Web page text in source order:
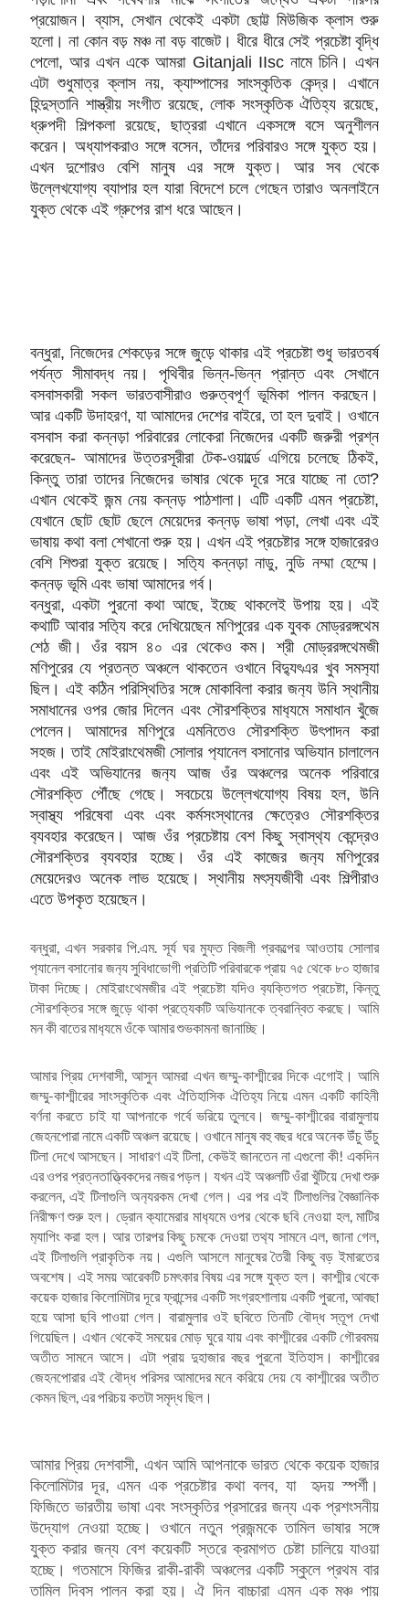
প্রয়োজন। ব্যাস, সেখান থেকেই একটা ছোট্ট মিউজিক ক্লাস শুরু
হলো। না কোন বড় মঞ্চ না বড় বাজেট। ধীরে ধীরে সেই প্রচেষ্টা বৃদ্ধি
পেলো, আর এখন একে আমরা Gitanjali IIsc নামে চিনি। এখন
এটা শুধুমাত্র ক্লাস নয়, ক্যাম্পাসের সাংস্কৃতিক কেন্দ্র। এখানে
হিন্দুস্তানি শাস্ত্রীয় সংগীত রয়েছে, লোক সংস্কৃতিক ঐতিহ্য রয়েছে,
ধ্রুপদী শিল্পকলা রয়েছে, ছাত্ররা এখানে একসঙ্গে বসে অনুশীলন
করেন। অধ্যাপকরাও সঙ্গে বসেন, তাঁদের পরিবারও সঙ্গে যুক্ত হয়।
এখন দুশোরও বেশি মানুষ এর সঙ্গে যুক্ত। আর সব থেকে
উল্লেখযোগ্য ব্যাপার হল যারা বিদেশে চলে গেছেন তারাও অনলাইনে
যুক্ত থেকে এই গ্রুপের রাশ ধরে আছেন।
বন্ধুরা, নিজেদের শেকড়ের সঙ্গে জুড়ে থাকার এই প্রচেষ্টা শুধু ভারতবর্ষ
পর্যন্ত সীমাবদ্ধ নয়। পৃথিবীর ভিন্ন-ভিন্ন প্রান্ত এবং সেখানে
বসবাসকারী সকল ভারতবাসীরাও গুরুত্বপূর্ণ ভূমিকা পালন করছেন।
আর একটি উদাহরণ, যা আমাদের দেশের বাইরে, তা হল দুবাই। ওখানে
বসবাস করা কন্নড়া পরিবারের লোকেরা নিজেদের একটি জরুরী প্রশ্ন
করেছেন- আমাদের উত্তরসূরীরা টেক-ওয়ার্ল্ডে এগিয়ে চলেছে ঠিকই,
কিন্তু তারা তাদের নিজেদের ভাষার থেকে দূরে সরে যাচ্ছে না তো?
এখান থেকেই জন্ম নেয় কন্নড় পাঠশালা। এটি একটি এমন প্রচেষ্টা,
যেখানে ছোট ছোট ছেলে মেয়েদের কন্নড় ভাষা পড়া, লেখা এবং এই
ভাষায় কথা বলা শেখানো শুরু হয়। এখন এই প্রচেষ্টার সঙ্গে হাজারেরও
বেশি শিশুরা যুক্ত রয়েছে। সত‍্যি কন্নড়া নাডু, নুডি নম্মা হেম্মে।
কন্নড় ভূমি এবং ভাষা আমাদের গর্ব।
বন্ধুরা, একটা পুরনো কথা আছে, ইচ্ছে থাকলেই উপায় হয়। এই
কথাটি আবার সত‍্যি করে দেখিয়েছেন মণিপুরের এক যুবক মোড্ররঙ্গথেম
শেঠ জী। ওঁর বয়স ৪০ এর থেকেও কম। শ্রী মোড্ররঙ্গথেমজী
মণিপুরের যে প্রতন্ত অঞ্চলে থাকতেন ওখানে বিদ‍্যুৎএর খুব সমস‍্যা
ছিল। এই কঠিন পরিস্থিতির সঙ্গে মোকাবিলা করার জন‍্য উনি স্থানীয়
সমাধানের ওপর জোর দিলেন এবং সৌরশক্তির মাধ‍্যমে সমাধান খুঁজে
পেলেন। আমাদের মণিপুরে এমনিতেও সৌরশক্তি উৎপাদন করা
সহজ। তাই মোইরাংথেমজী সোলার প‍্যানেল বসানোর অভিযান চালালেন
এবং এই অভিযানের জন‍্য আজ ওঁর অঞ্চলের অনেক পরিবারে
সৌরশক্তি পৌঁছে গেছে। সবচেয়ে উল্লেখযোগ্য বিষয় হল, উনি
স্বাস্থ্য পরিষেবা এবং এবং কর্মসংস্থানের ক্ষেত্রেও সৌরশক্তির
ব‍্যবহার করেছেন। আজ ওঁর প্রচেষ্টায় বেশ কিছু স্বাস্থ‍্য কেন্দ্রেও
সৌরশক্তির ব‍্যবহার হচ্ছে। ওঁর এই কাজের জন‍্য মণিপুরের
মেয়েদেরও অনেক লাভ হয়েছে। স্থানীয় মৎস‍্যজীবী এবং শিল্পীরাও
এতে উপকৃত হয়েছেন।
বন্ধুরা, এখন সরকার পি.এম. সূর্য ঘর মুফ্ত বিজলী প্রকল্পের আওতায় সোলার
প‍্যানেল বসানোর জন‍্য সুবিধাভোগী প্রতিটি পরিবারকে প্রায় ৭৫ থেকে ৮০ হাজার
টাকা দিচ্ছে। মোইরাংথেমজীর এই প্রচেষ্টা যদিও ব‍্যক্তিগত প্রচেষ্টা, কিন্তু
সৌরশক্তির সঙ্গে জুড়ে থাকা প্রত‍্যেকটি অভিযানকে ত্বরান্বিত করছে। আমি
মন কী বাতের মাধ‍্যমে ওঁকে আমার শুভকামনা জানাচ্ছি।
আমার প্রিয় দেশবাসী, আসুন আমরা এখন জম্মু-কাশ্মীরের দিকে এগোই। আমি
জম্মু-কাশ্মীরের সাংস্কৃতিক এবং ঐতিহাসিক ঐতিহ‍্য নিয়ে এমন একটি কাহিনী
বর্ণনা করতে চাই যা আপনাকে গর্বে ভরিয়ে তুলবে। জম্মু-কাশ্মীরের বারামুলায়
জেহনপোরা নামে একটি অঞ্চল রয়েছে। ওখানে মানুষ বহু বছর ধরে অনেক উঁচু উঁচু
টিলা দেখে আসছেন। সাধারণ এই টিলা, কেউই জানতেন না এগুলো কী! একদিন
এর ওপর প্রত্নতাত্ত্বিকদের নজর পড়ল। যখন এই অঞ্চলটি ওঁরা খুঁটিয়ে দেখা শুরু
করলেন, এই টিলাগুলি অন‍্যরকম দেখা গেল। এর পর এই টিলাগুলির বৈজ্ঞানিক
নিরীক্ষণ শুরু হল। ড্রোন ক‍্যামেরার মাধ‍্যমে ওপর থেকে ছবি নেওয়া হল, মাটির
ম‍্যাপিং করা হল। আর তারপর কিছু চমকে দেওয়া তথ‍্য সামনে এল, জানা গেল,
এই টিলাগুলি প্রাকৃতিক নয়। এগুলি আসলে মানুষের তৈরী কিছু বড় ইমারতের
অবশেষ। এই সময় আরেকটি চমৎকার বিষয় এর সঙ্গে যুক্ত হল। কাশ্মীর থেকে
কয়েক হাজার কিলোমিটার দূরে ফ্রান্সের একটি সংগ্রহশালায় একটি পুরনো, আবছা
হয়ে আসা ছবি পাওয়া গেল। বারামুলার ওই ছবিতে তিনটি বৌদ্ধ স্তূপ দেখা
গিয়েছিল। এখান থেকেই সময়ের মোড় ঘুরে যায় এবং কাশ্মীরের একটি গৌরবময়
অতীত সামনে আসে। এটা প্রায় দুহাজার বছর পুরনো ইতিহাস। কাশ্মীরের
জেহনপোরার এই বৌদ্ধ পরিসর আমাদের মনে করিয়ে দেয় যে কাশ্মীরের অতীত
কেমন ছিল, এর পরিচয় কতটা সমৃদ্ধ ছিল।
আমার প্রিয় দেশবাসী, এখন আমি আপনাকে ভারত থেকে কয়েক হাজার
কিলোমিটার দূর, এমন এক প্রচেষ্টার কথা বলব, যা হৃদয় স্পর্শী।
ফিজিতে ভারতীয় ভাষা এবং সংস্কৃতির প্রসারের জন্য এক প্রশংসনীয়
উদ্যোগ নেওয়া হচ্ছে। ওখানে নতুন প্রজন্মকে তামিল ভাষার সঙ্গে
যুক্ত করার জন্য বেশ কয়েকটি স্তরে ক্রমাগত চেষ্টা চালিয়ে যাওয়া
হচ্ছে। গতমাসে ফিজির রাকী-রাকী অঞ্চলের একটি স্কুলে প্রথম বার
তামিল দিবস পালন করা হয়। ঐ দিন বাচ্চারা এমন এক মঞ্চ পায়